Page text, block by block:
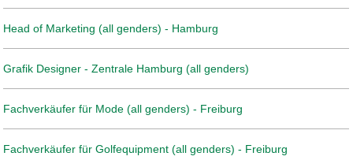
Head of Marketing (all genders) - Hamburg
Grafik Designer - Zentrale Hamburg (all genders)
Fachverkäufer für Mode (all genders) - Freiburg
Fachverkäufer für Golfequipment (all genders) - Freiburg